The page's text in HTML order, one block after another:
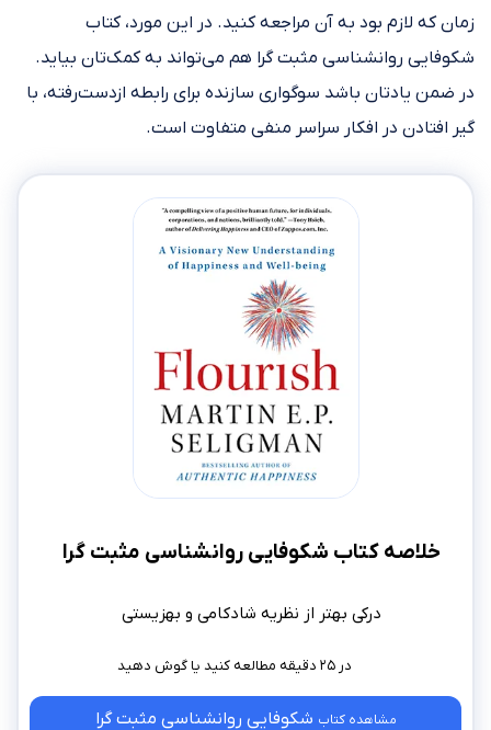
زمان که لازم بود به آن مراجعه کنید. در این مورد، کتاب
شکوفایی روانشناسی مثبت گرا هم می‌تواند به کمک‌تان بیاید.
در ضمن یادتان باشد سوگواری سازنده برای رابطه ازدست‌رفته، با
گیر افتادن در افکار سراسر منفی متفاوت است.
خلاصه کتاب شکوفایی روانشناسی مثبت گرا
درکی بهتر از نظریه شادکامی و بهزیستی
در ۲۵ دقیقه مطالعه کنید
مشاهده کتاب شکوفایی روانشناسی مثبت گرا